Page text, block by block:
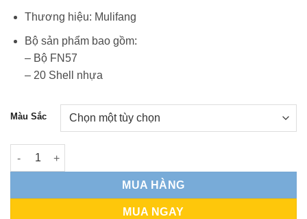
Thương hiệu: Mulifang
Bộ sản phẩm bao gồm:
– Bộ FN57
– 20 Shell nhựa
Màu Sắc
Mulifang FN57 Laser số lượng
MUA HÀNG
MUA NGAY